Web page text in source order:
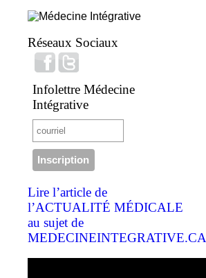
Réseaux Sociaux
Infolettre Médecine
Intégrative
Lire l’article de
l’ACTUALITÉ MÉDICALE
au sujet de
MEDECINEINTEGRATIVE.CA